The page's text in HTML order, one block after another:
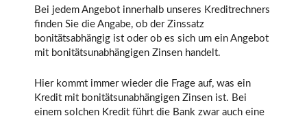
Bei jedem Angebot innerhalb unseres Kreditrechners
finden Sie die Angabe, ob der Zinssatz
bonitätsabhängig ist oder ob es sich um ein Angebot
mit bonitätsunabhängigen Zinsen handelt.
Hier kommt immer wieder die Frage auf, was ein
Kredit mit bonitätsunabhängigen Zinsen ist. Bei
einem solchen Kredit führt die Bank zwar auch eine